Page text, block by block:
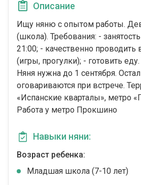
Описание
Ищу няню с опытом работы.
(школа). Требования: -
21:00; - качественно
(игры, прогулки); - готовить
Няня нужна до 1 сентября.
оговариваются при встрече.
«Испанские кварталы», метро
Работа у метро Прокшино
Навыки няни:
Возраст ребенка:
Младшая школа (7-10 лет)